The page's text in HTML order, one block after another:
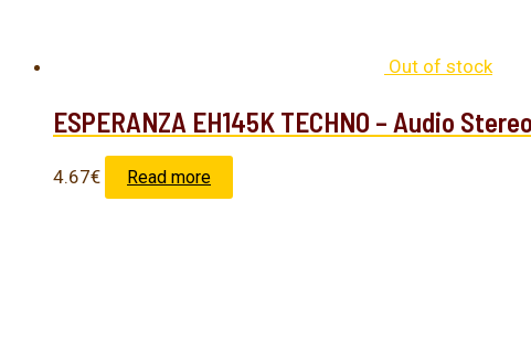
Out of stock
ESPERANZA EH145K TECHNO – Audio
4.67€ Read more